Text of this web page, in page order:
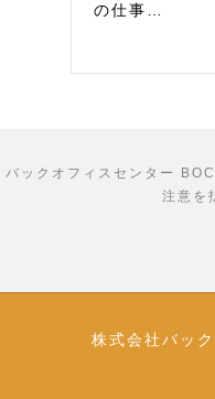
の仕事…
バックオフィスセンター
注意を
株式会社バッ